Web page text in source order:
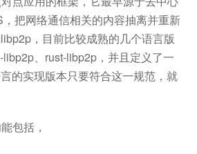
把网络通信相关的内容抽离并重新
，目前比较成熟的几个语言版
、rust-libp2p，并且定义了一
的实现版本只要符合这一规范，就
包括，